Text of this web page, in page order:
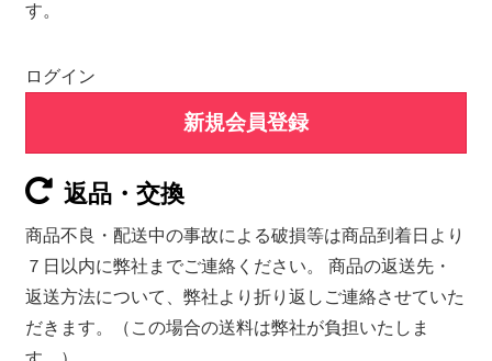
す。
ログイン
新規会員登録
返品・交換
商品不良・配送中の事故による破損等は商品到着日より
７日以内に弊社までご連絡ください。 商品の返送先・
返送方法について、弊社より折り返しご連絡させていた
だきます。（この場合の送料は弊社が負担いたしま